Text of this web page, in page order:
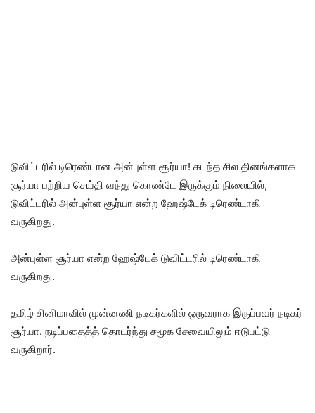
டுவிட்டரில் டிரெண்டான அன்புள்ள சூர்யா! கடந்த சில தினங்களாக
சூர்யா பற்றிய செய்தி வந்து கொண்டே இருக்கும் நிலையில்,
டுவிட்டரில் அன்புள்ள சூர்யா என்ற ஹேஷ்டேக் டிரெண்டாகி
வருகிறது.
அன்புள்ள சூர்யா என்ற ஹேஷ்டேக் டுவிட்டரில் டிரெண்டாகி
வருகிறது.
தமிழ் சினிமாவில் முன்னணி நடிகர்களில் ஒருவராக இருப்பவர் நடிகர்
சூர்யா. நடிப்பதைத்த் தொடர்ந்து சமூக சேவையிலும் ஈடுபட்டு
வருகிறார்.